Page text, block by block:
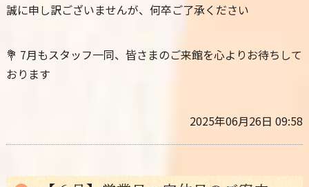
誠に申し訳ございませんが、何卒ご了承ください
💐 7月もスタッフ一同、皆さまのご来館を心よりお待ちして
おります
2025年06月26日 09:58